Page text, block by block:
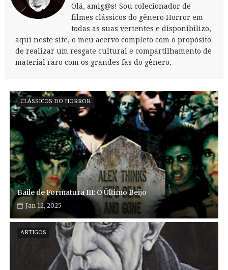
Olá, amig@s! Sou colecionador de
filmes clássicos do gênero Horror em
todas as suas vertentes e disponibilizo,
aqui neste site, o meu acervo completo com o propósito
de realizar um resgate cultural e compartilhamento de
material raro com os grandes fãs do gênero.
CLÁSSICOS DO HORROR
Baile de Formatura III: O Último Beijo
Jan 12, 2025
ARTIGOS